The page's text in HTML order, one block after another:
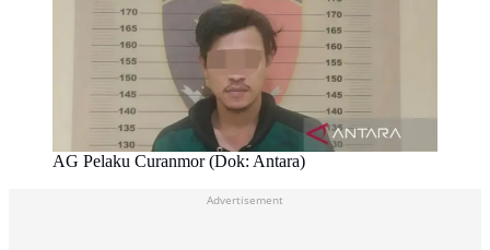
AG Pelaku Curanmor (Dok: Antara)
Advertisement